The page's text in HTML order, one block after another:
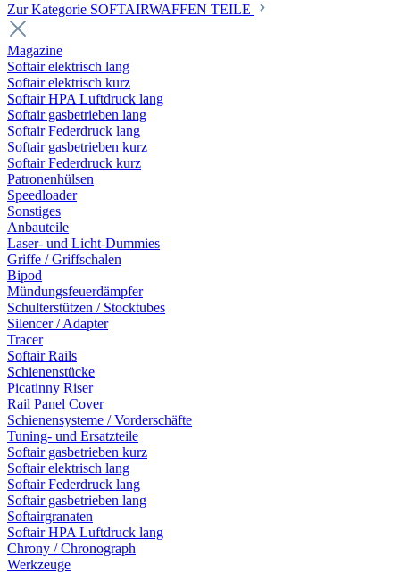
Zur Kategorie SOFTAIRWAFFEN TEILE
Magazine
Softair elektrisch lang
Softair elektrisch kurz
Softair HPA Luftdruck lang
Softair gasbetrieben lang
Softair Federdruck lang
Softair gasbetrieben kurz
Softair Federdruck kurz
Patronenhülsen
Speedloader
Sonstiges
Anbauteile
Laser- und Licht-Dummies
Griffe / Griffschalen
Bipod
Mündungsfeuerdämpfer
Schulterstützen / Stocktubes
Silencer / Adapter
Tracer
Softair Rails
Schienenstücke
Picatinny Riser
Rail Panel Cover
Schienensysteme / Vorderschäfte
Tuning- und Ersatzteile
Softair gasbetrieben kurz
Softair elektrisch lang
Softair Federdruck lang
Softair gasbetrieben lang
Softairgranaten
Softair HPA Luftdruck lang
Chrony / Chronograph
Werkzeuge